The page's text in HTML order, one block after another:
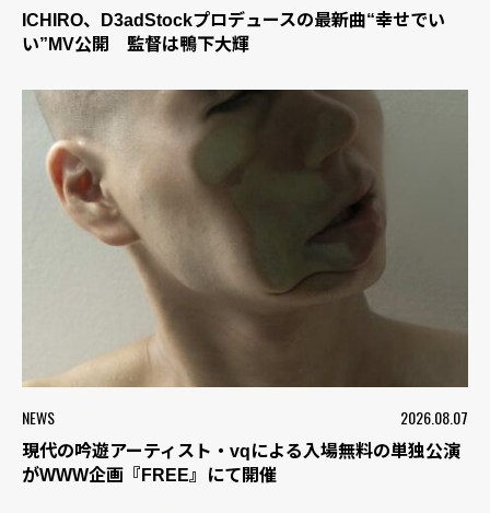
ICHIRO、D3adStockプロデュースの最新曲“幸せでい
い”MV公開 監督は鴨下大輝
NEWS 2026.08.07
現代の吟遊アーティスト・vqによる入場無料の単独公演
がWWW企画『FREE』にて開催